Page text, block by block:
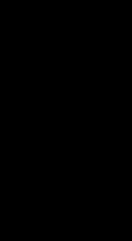
oknie.
nowym oknie.
się w nowym oknie.
otwiera się w nowym
Strona otwiera się